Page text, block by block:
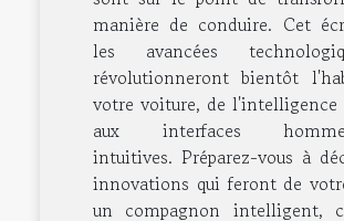
manière de conduire. Cet
les avancées
révolutionneront bientôt
votre voiture, de
aux interfaces homme-
intuitives. Préparez-vous à
innovations qui feront de
un compagnon intelligent,